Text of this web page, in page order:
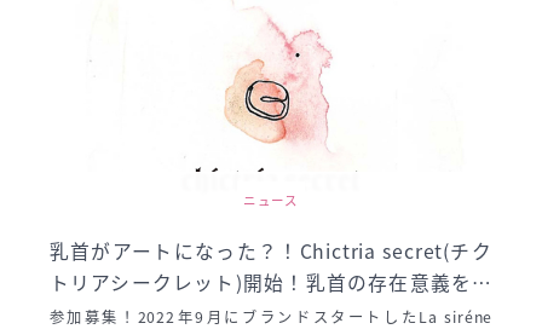
ロッパから取り寄せたリバーレースやオリジナルプリントの素
材、シルクなど特徴的な素材をクラシカルな構造で表現したモ
ダンなランジェリーを東京・大阪の受注会でお確かめくださ
ニュース
乳首がアートになった？！Chictria secret(チク
トリアシークレット)開始！乳首の存在意義を見
直すプロジェクトに参加してみませんか？
参加募集！2022年9月にブランドスタートしたLa siréne